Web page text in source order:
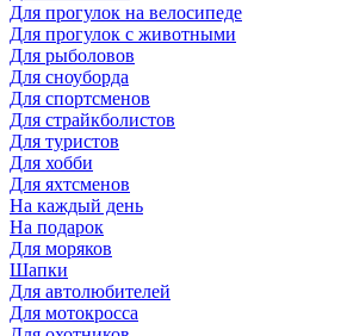
Для прогулок на велосипеде
Для прогулок с животными
Для рыболовов
Для сноуборда
Для спортсменов
Для страйкболистов
Для туристов
Для хобби
Для яхтсменов
На каждый день
На подарок
Для моряков
Шапки
Для автолюбителей
Для мотокросса